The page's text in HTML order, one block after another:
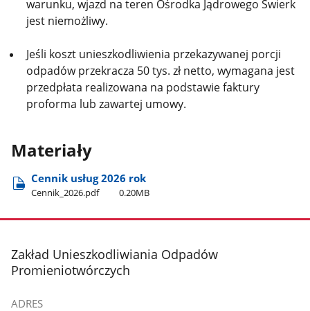
warunku, wjazd na teren Ośrodka Jądrowego Świerk
jest niemożliwy.
Jeśli koszt unieszkodliwienia przekazywanej porcji
odpadów przekracza 50 tys. zł netto, wymagana jest
przedpłata realizowana na podstawie faktury
proforma lub zawartej umowy.
Materiały
Cennik usług 2026 rok
Cennik​_2026.pdf 0.20MB
stopka
Zakład Unieszkodliwiania Odpadów
Promieniotwórczych
ADRES